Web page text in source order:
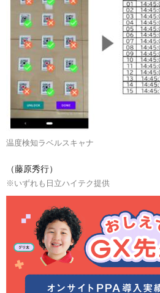
温度検知ラベルスキャナ
（藤原秀行）
※いずれも日立ハイテク提供